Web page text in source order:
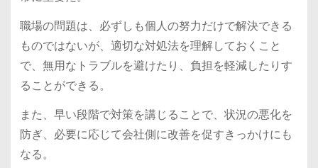
職場の問題は、必ずしも個人の努力だけで解決できる
ものではないが、適切な対処法を理解しておくこと
で、無用なトラブルを避けたり、負担を軽減したりす
ることができる。
また、早い段階で対策を講じることで、状況の悪化を
防ぎ、必要に応じて会社側に改善を促すきっかけにも
なる。